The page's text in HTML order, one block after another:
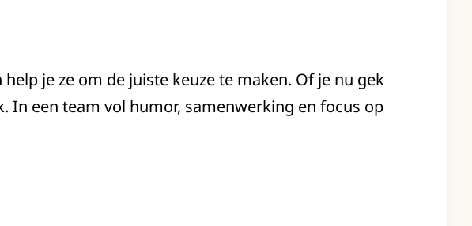
je ze om de juiste keuze te maken. Of je nu gek
een team vol humor, samenwerking en focus op